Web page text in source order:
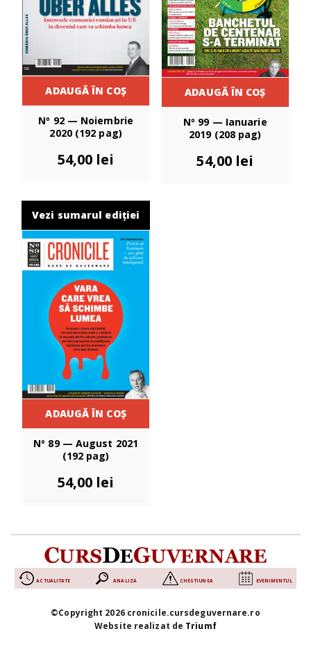
ADAUGĂ ÎN COȘ
Nº 92 — Noiembrie
2020 (192 pag)
54,00 lei
ADAUGĂ ÎN COȘ
Nº 99 — Ianuarie
2019 (208 pag)
54,00 lei
Vezi sumarul ediției
ADAUGĂ ÎN COȘ
Nº 89 — August 2021
(192 pag)
54,00 lei
ACTUALITATE ANALIZA CHESTIUNEA EVENIMENTUL
©Copyright 2026 cronicile.cursdeguvernare.ro
Website realizat de Triumf